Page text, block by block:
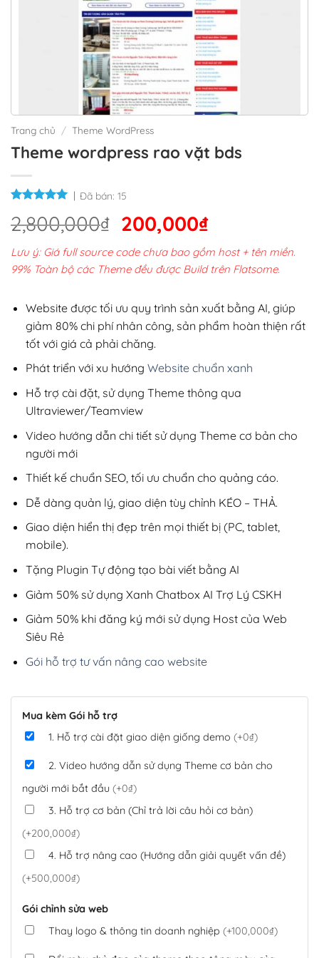
Trang chủ / Theme WordPress
Theme wordpress rao vặt bds
Đã bán: 15
2,800,000₫ Giá
gốc
là:
2,800,000₫.
200,000₫Giá
hiện
tại
200,000₫.
Lưu ý: Giá full source code chưa bao gồm host + tên miền.
99% Toàn bộ các Theme đều được Build trên Flatsome.
Website được tối ưu quy trình sản xuất bằng AI, giúp
giảm 80% chi phí nhân công, sản phẩm hoàn thiện rất
tốt với giá cả phải chăng.
Phát triển với xu hướng Website chuẩn xanh
Hỗ trợ cài đặt, sử dụng Theme thông qua
Ultraviewer/Teamview
Video hướng dẫn chi tiết sử dụng Theme cơ bản cho
người mới
Thiết kế chuẩn SEO, tối ưu chuẩn cho quảng cáo.
Dễ dàng quản lý, giao diện tùy chỉnh KÉO – THẢ.
Giao diện hiển thị đẹp trên mọi thiết bị (PC, tablet,
mobile).
Tặng Plugin Tự động tạo bài viết bằng AI
Giảm 50% sử dụng Xanh Chatbox AI Trợ Lý CSKH
Giảm 50% khi đăng ký mới sử dụng Host của Web
Siêu Rẻ
Gói hỗ trợ tư vấn nâng cao website
Mua kèm Gói hỗ trợ
1. Hỗ trợ cài đặt giao diện giống demo (+0₫)
2. Video hướng dẫn sử dụng Theme cơ bản cho
người mới bắt đầu (+0₫)
3. Hỗ trợ cơ bản (Chỉ trả lời câu hỏi cơ bản)
(+200,000₫)
4. Hỗ trợ nâng cao (Hướng dẫn giải quyết vấn đề)
(+500,000₫)
Gói chỉnh sửa web
Thay logo & thông tin doanh nghiệp (+100,000₫)